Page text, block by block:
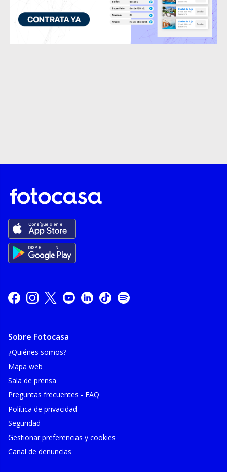
Sobre Fotocasa
¿Quiénes somos?
Mapa web
Sala de prensa
Preguntas frecuentes - FAQ
Política de privacidad
Seguridad
Gestionar preferencias y cookies
Canal de denuncias